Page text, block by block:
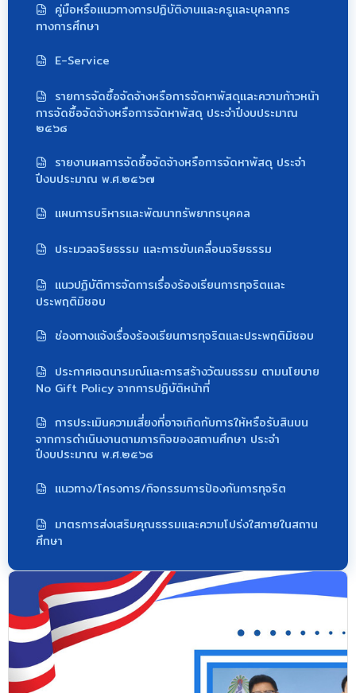
คู่มือหรือแนวทางการปฏิบัติงานและครูและบุคลากร
ทางการศึกษา
E-Service
รายการจัดซื้อจัดจ้างหรือการจัดหาพัสดุและความก้าวหน้า
การจัดซื้อจัดจ้างหรือการจัดหาพัสดุ ประจำปีงบประมาณ
๒๕๖๘
รายงานผลการจัดซื้อจัดจ้างหรือการจัดหาพัสดุ ประจำ
ปีงบประมาณ พ.ศ.๒๕๖๗
แผนการบริหารและพัฒนาทรัพยากรบุคคล
ประมวลจริยธรรม และการขับเคลื่อนจริยธรรม
แนวปฏิบัติการจัดการเรื่องร้องเรียนการทุจริตและ
ประพฤติมิชอบ
ช่องทางแจ้งเรื่องร้องเรียนการทุจริตและประพฤติมิชอบ
ประกาศเจตนารมณ์และการสร้างวัฒนธรรม ตามนโยบาย
No Gift Policy จากการปฏิบัติหน้าที่
การประเมินความเสี่ยงที่อาจเกิดกับการให้หรือรับสินบน
จากการดำเนินงานตามภารกิจของสถานศึกษา ประจำ
ปีงบประมาณ พ.ศ.๒๕๖๘
แนวทาง/โครงการ/กิจกรรมการป้องกันการทุจริต
มาตรการส่งเสริมคุณธรรมและความโปร่งใสภายในสถาน
ศึกษา